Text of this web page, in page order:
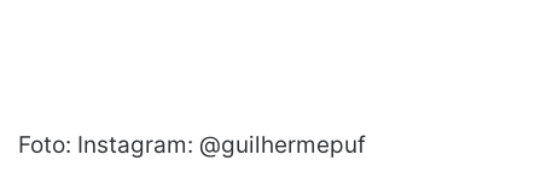
Foto: Instagram: @guilhermepuf